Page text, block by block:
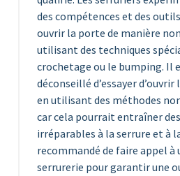
des compétences et des
ouvrir la porte de manière
utilisant des techniques
crochetage ou le bumping.
déconseillé d’essayer
en utilisant des méthodes
car cela pourrait entraîner
irréparables à la serrure et à
recommandé de faire appel à
serrurerie pour garantir une